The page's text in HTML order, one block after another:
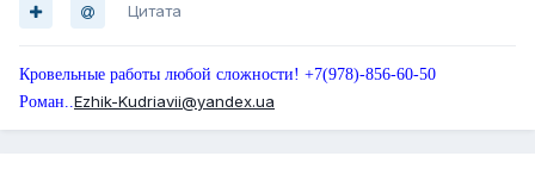
Цитата
Кровельные работы любой сложности! +7(978)-856-60-50
Роман..Ezhik-Kudriavii@yandex.ua